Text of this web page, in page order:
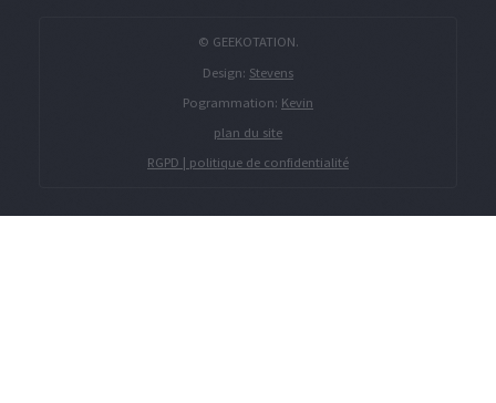
© GEEKOTATION.
Design: Stevens
Pogrammation: Kevin
plan du site
RGPD | politique de confidentialité